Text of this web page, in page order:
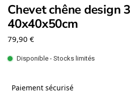
Chevet chêne design
40x40x50cm
79,90 €
Disponible - Stocks limités
Paiement sécurisé